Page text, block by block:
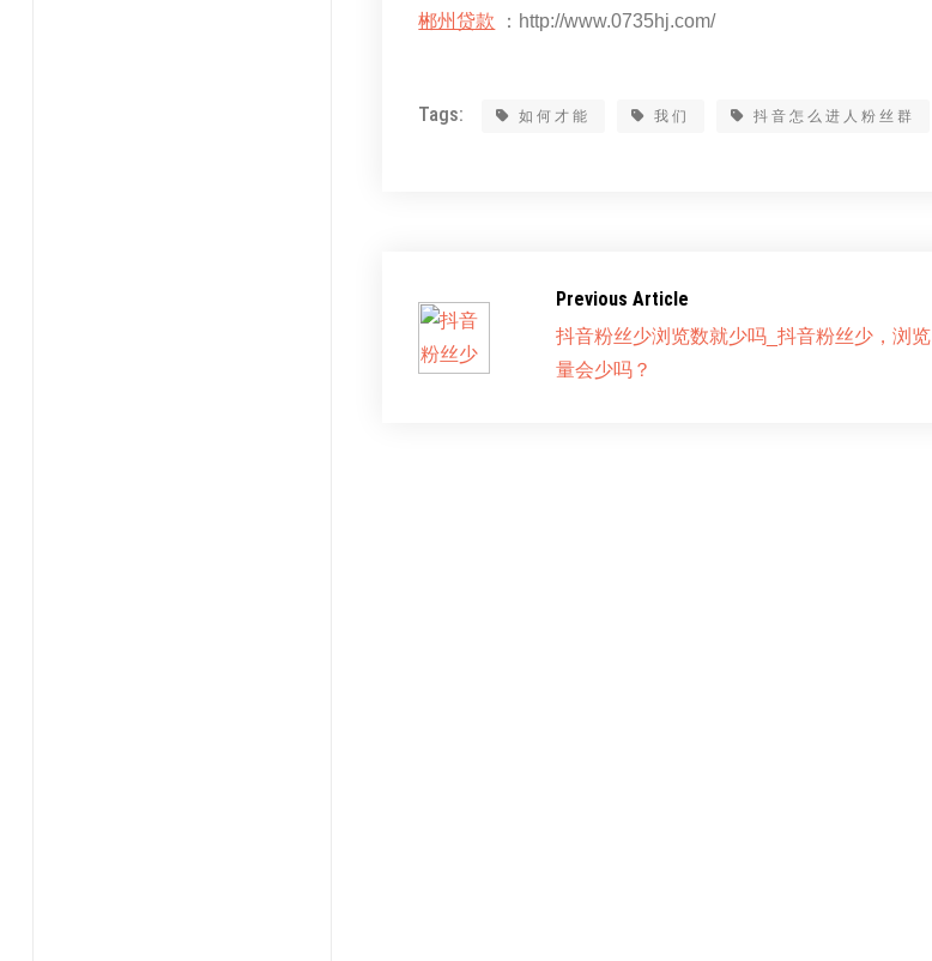
郴州贷款 ：http://www.0735hj.com/
Tags: 如何才能 我们 抖音怎么进人粉丝群
Previous Article
抖音粉丝少浏览数就少吗_抖音粉丝少，浏览
量会少吗？